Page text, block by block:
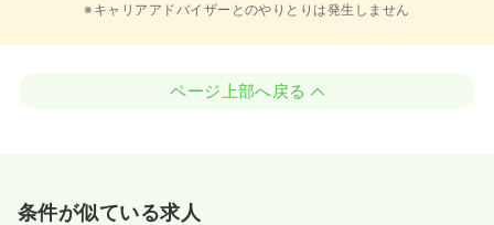
※キャリアアドバイザーとのやりとりは発生しません
ページ上部へ戻る
条件が似ている求人